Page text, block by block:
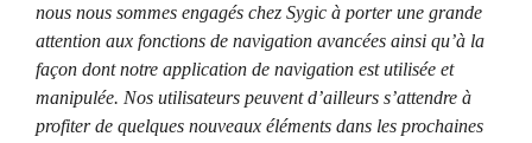
nous nous sommes engagés chez Sygic à porter une grande
attention aux fonctions de navigation avancées ainsi qu’à la
façon dont notre application de navigation est utilisée et
manipulée. Nos utilisateurs peuvent d’ailleurs s’attendre à
profiter de quelques nouveaux éléments dans les prochaines